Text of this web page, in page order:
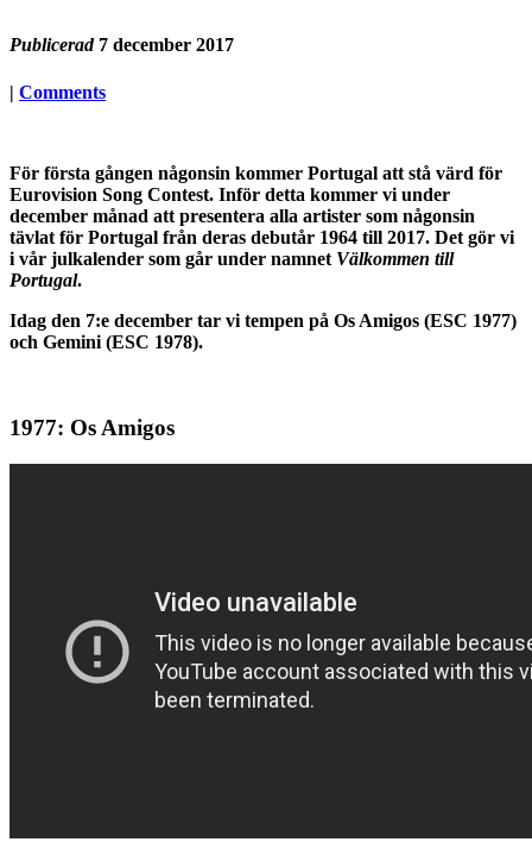
Publicerad 7 december 2017
| Comments
För första gången någonsin kommer Portugal att stå värd för
Eurovision Song Contest. Inför detta kommer vi under
december månad att presentera alla artister som någonsin
tävlat för Portugal från deras debutår 1964 till 2017. Det gör vi
i vår julkalender som går under namnet Välkommen till
Portugal.
Idag den 7:e december tar vi tempen på Os Amigos (ESC 1977)
och Gemini (ESC 1978).
1977: Os Amigos